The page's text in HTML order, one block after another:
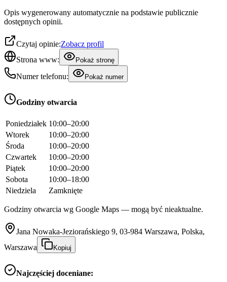
Opis wygenerowany automatycznie na podstawie publicznie
dostępnych opinii.
Czytaj opinie:Zobacz profil
Strona www:
Pokaż stronę
Numer telefonu: Pokaż numer
Godziny otwarcia
Poniedziałek 10:00–20:00
Wtorek
10:00–20:00
Środa
10:00–20:00
Czwartek
10:00–20:00
Piątek
10:00–20:00
Sobota
10:00–18:00
Niedziela
Zamknięte
Godziny otwarcia wg Google Maps — mogą być nieaktualne.
Jana Nowaka-Jeziorańskiego 9, 03-984 Warszawa, Polska,
Warszawa
Kopiuj
Najczęściej doceniane: